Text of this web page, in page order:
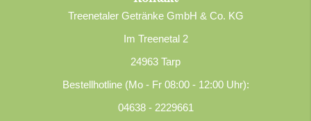
Treenetaler Getränke GmbH & Co. KG
Im Treenetal 2
24963 Tarp
Bestellhotline (Mo - Fr 08:00 - 12:00 Uhr):
04638 - 2229661